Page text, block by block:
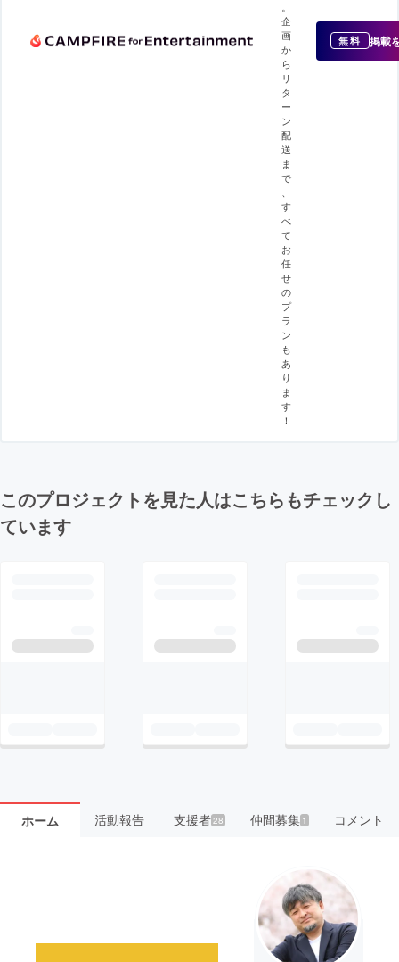
企
画
か
ら
リ
タ
ー
ン
配
送
ま
で
す
べ
て
お
任
せ
の
プ
ラ
ン
も
あ
り
ま
す
！
無料 掲載
このプロジェクトを見た人はこちらもチェックし
ています
ホーム 活動報告 支援者 28 仲間募集 1 コメント